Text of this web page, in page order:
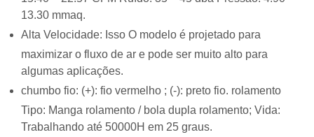
13.30 mmaq.
Alta Velocidade: Isso O modelo é projetado para
maximizar o fluxo de ar e pode ser muito alto para
algumas aplicações.
chumbo fio: (+): fio vermelho ; (-): preto fio. rolamento
Tipo: Manga rolamento / bola dupla rolamento; Vida:
Trabalhando até 50000H em 25 graus.